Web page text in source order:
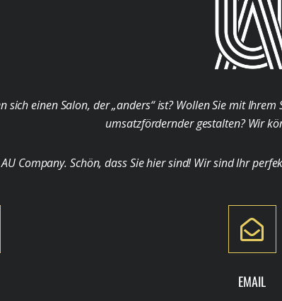
sich einen Salon, der „anders“ ist? Wollen Sie mit
umsatzfördernder gestalten? Wir
Company. Schön, dass Sie hier sind! Wir sind Ihr
EMAIL